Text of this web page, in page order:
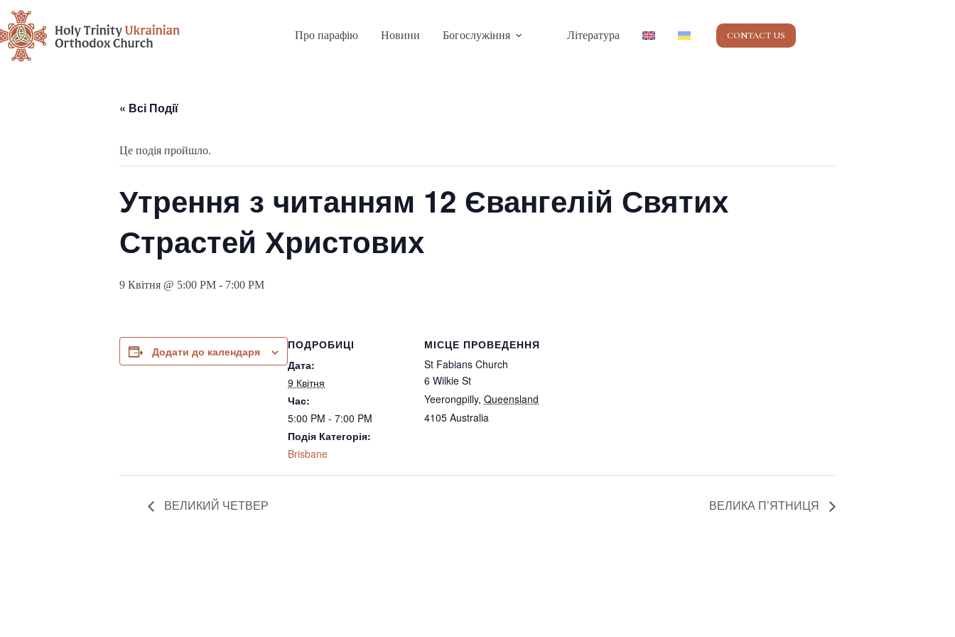
Про парафію Новини Богослужіння Література CONTACT US
« Всі Події
Це подія пройшло.
Утрення з читанням 12 Євангелій Святих
Страстей Христових
9 Квітня @ 5:00 PM - 7:00 PM
Додати до календаря
ПОДРОБИЦІ
Дата:
9 Квітня
Час:
5:00 PM - 7:00 PM
Подія Категорія:
Brisbane
МІСЦЕ ПРОВЕДЕННЯ
St Fabians Church
6 Wilkie St
Yeerongpilly, Queensland
4105 Australia
ВЕЛИКИЙ ЧЕТВЕР ВЕЛИКА П’ЯТНИЦЯ